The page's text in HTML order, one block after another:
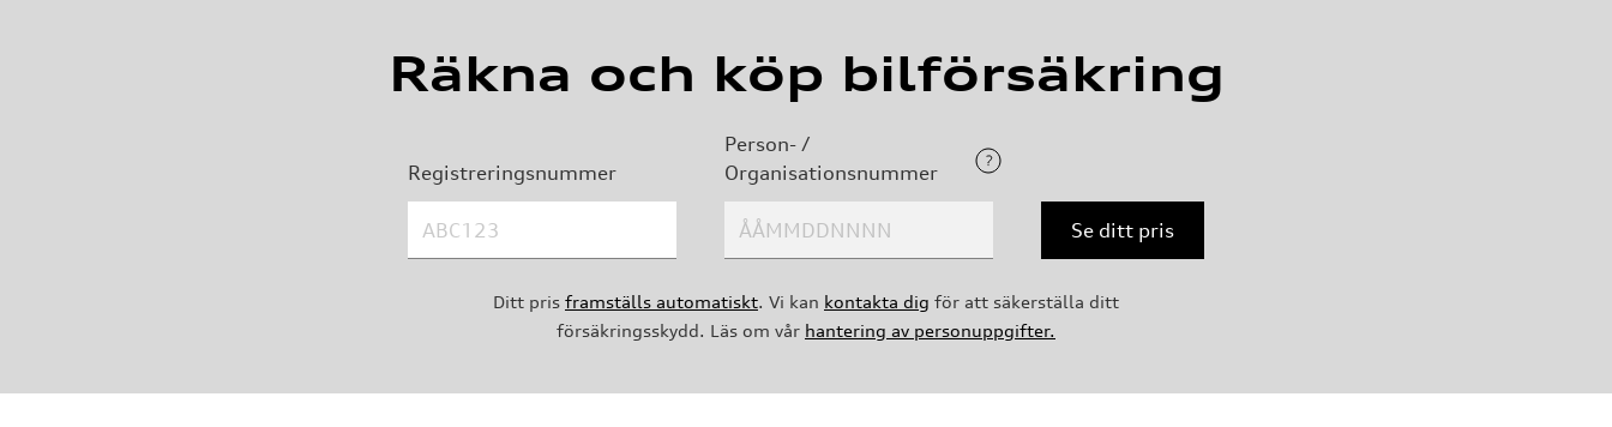
Räkna och köp bilförsäkring
Registreringsnummer
Person- /
Organisationsnummer
Se ditt pris
Ditt pris framställs automatiskt. Vi kan kontakta dig för att säkerställa ditt
försäkringsskydd. Läs om vår hantering av personuppgifter.